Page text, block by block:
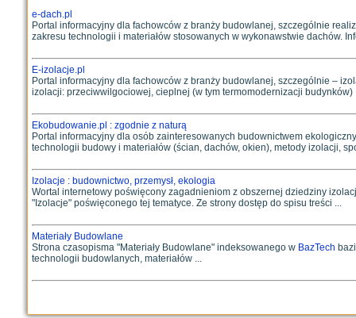
e-dach.pl
Portal informacyjny dla fachowców z branży budowlanej, szczególnie
zakresu technologii i materiałów stosowanych w wykonawstwie dachów.
E-izolacje.pl
Portal informacyjny dla fachowców z branży budowlanej, szczególnie –
izolacji: przeciwwilgociowej, cieplnej (w tym termomodernizacji budynków)
Ekobudowanie.pl : zgodnie z naturą
Portal informacyjny dla osób zainteresowanych budownictwem
technologii budowy i materiałów (ścian, dachów, okien), metody izolacji,
Izolacje : budownictwo, przemysł, ekologia
Wortal internetowy poświęcony zagadnieniom z obszernej dziedziny
"Izolacje" poświęconego tej tematyce. Ze strony dostęp do spisu treści ...
Materiały Budowlane
Strona czasopisma "Materiały Budowlane" indeksowanego w BazTech
technologii budowlanych, materiałów ...